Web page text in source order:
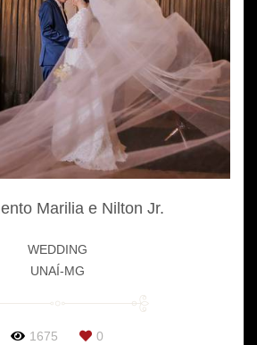
Marilia e Nilton Jr.
WEDDING
UNAÍ-MG
1675 0